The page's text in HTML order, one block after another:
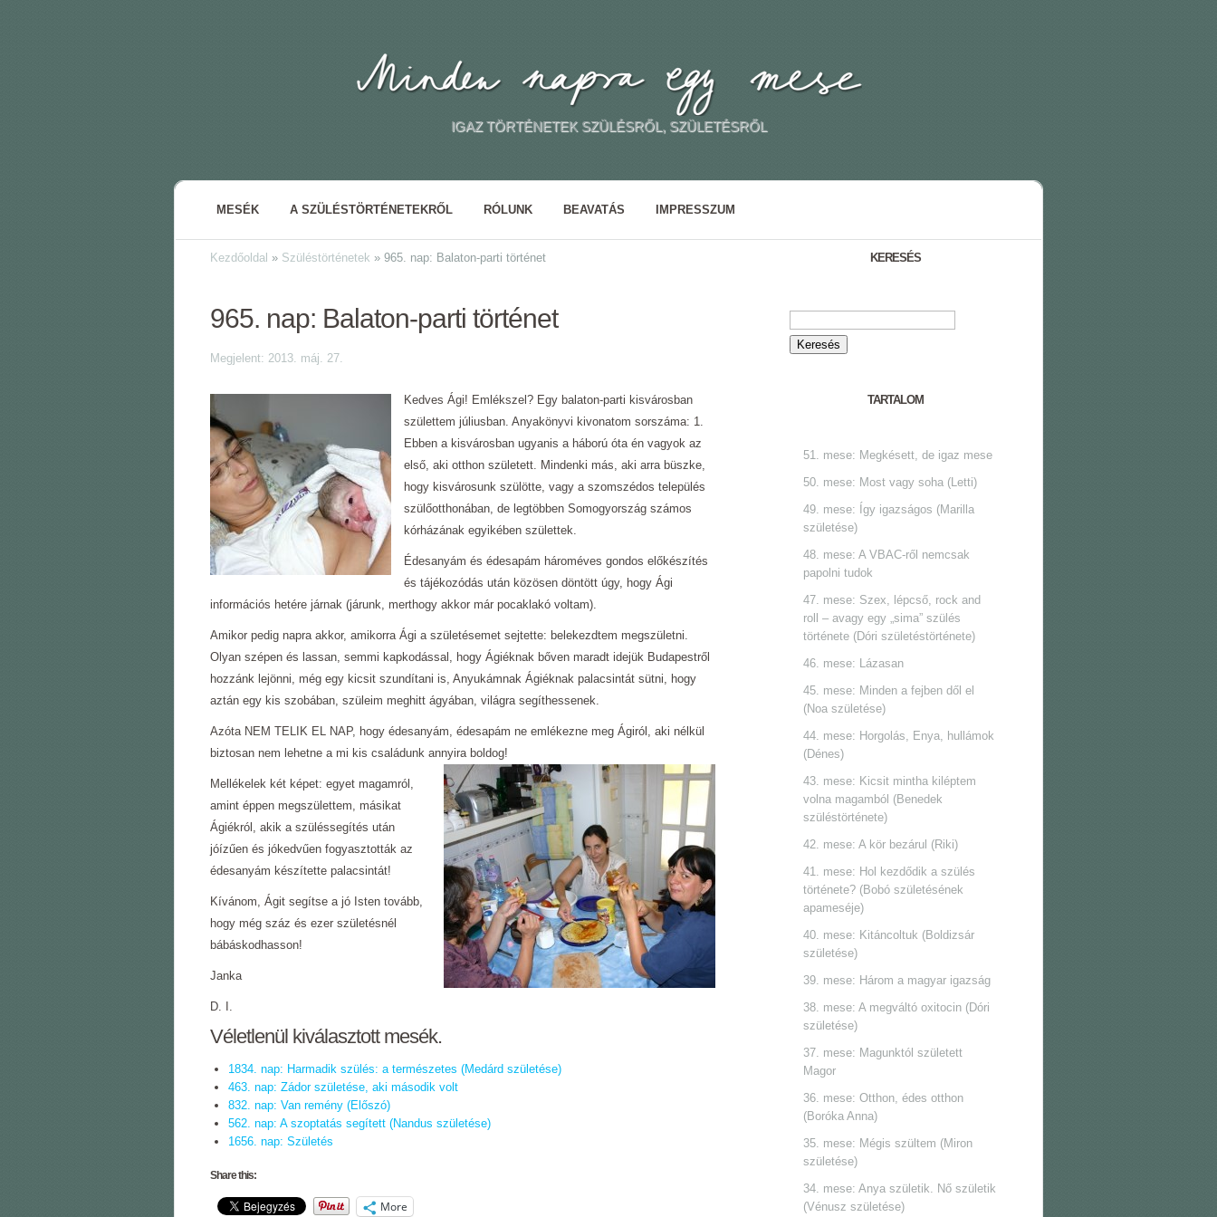
IGAZ TÖRTÉNETEK SZÜLÉSRŐL, SZÜLETÉSRŐL
MESÉK A SZÜLÉSTÖRTÉNETEKRŐL RÓLUNK BEAVATÁS IMPRESSZUM
Kezdőoldal » Szüléstörténetek » 965. nap: Balaton-parti történet
965. nap: Balaton-parti történet
Megjelent: 2013. máj. 27.
Kedves Ági! Emlékszel? Egy balaton-parti kisvárosban
születtem júliusban. Anyakönyvi kivonatom sorszáma: 1.
Ebben a kisvárosban ugyanis a háború óta én vagyok az
első, aki otthon született. Mindenki más, aki arra büszke,
hogy kisvárosunk szülötte, vagy a szomszédos település
szülőotthonában, de legtöbben Somogyország számos
kórházának egyikében születtek.
Édesanyám és édesapám hároméves gondos előkészítés
és tájékozódás után közösen döntött úgy, hogy Ági
információs hetére járnak (járunk, merthogy akkor már pocaklakó voltam).
Amikor pedig napra akkor, amikorra Ági a születésemet sejtette: belekezdtem megszületni.
Olyan szépen és lassan, semmi kapkodással, hogy Ágiéknak bőven maradt idejük Budapestről
hozzánk lejönni, még egy kicsit szundítani is, Anyukámnak Ágiéknak palacsintát sütni, hogy
aztán egy kis szobában, szüleim meghitt ágyában, világra segíthessenek.
Azóta NEM TELIK EL NAP, hogy édesanyám, édesapám ne emlékezne meg Ágiról, aki nélkül
biztosan nem lehetne a mi kis családunk annyira boldog!
Mellékelek két képet: egyet magamról,
amint éppen megszülettem, másikat
Ágiékról, akik a szüléssegítés után
jóízűen és jókedvűen fogyasztották az
édesanyám készítette palacsintát!
Kívánom, Ágit segítse a jó Isten tovább,
hogy még száz és ezer születésnél
bábáskodhasson!
Janka
D. I.
Véletlenül kiválasztott mesék.
1834. nap: Harmadik szülés: a természetes (Medárd születése)
463. nap: Zádor születése, aki második volt
832. nap: Van remény (Előszó)
562. nap: A szoptatás segített (Nandus születése)
1656. nap: Születés
Share this:
More
KERESÉS
TARTALOM
51. mese: Megkésett, de igaz mese
50. mese: Most vagy soha (Letti)
49. mese: Így igazságos (Marilla
születése)
48. mese: A VBAC-ről nemcsak
papolni tudok
47. mese: Szex, lépcső, rock and
roll ‒ avagy egy „sima” szülés
története (Dóri születéstörténete)
46. mese: Lázasan
45. mese: Minden a fejben dől el
(Noa születése)
44. mese: Horgolás, Enya, hullámok
(Dénes)
43. mese: Kicsit mintha kiléptem
volna magamból (Benedek
szüléstörténete)
42. mese: A kör bezárul (Riki)
41. mese: Hol kezdődik a szülés
története? (Bobó születésének
apameséje)
40. mese: Kitáncoltuk (Boldizsár
születése)
39. mese: Három a magyar igazság
38. mese: A megváltó oxitocin (Dóri
születése)
37. mese: Magunktól született
Magor
36. mese: Otthon, édes otthon
(Boróka Anna)
35. mese: Mégis szültem (Miron
születése)
34. mese: Anya születik. Nő születik
(Vénusz születése)